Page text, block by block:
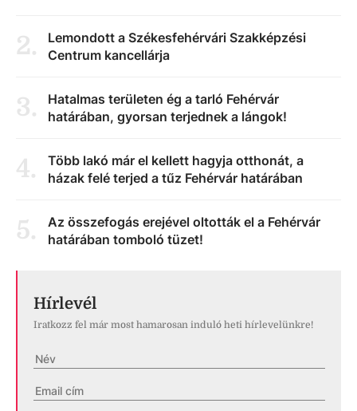
2.
Lemondott a Székesfehérvári Szakképzési
Centrum kancellárja
3.
Hatalmas területen ég a tarló Fehérvár
határában, gyorsan terjednek a lángok!
4.
Több lakó már el kellett hagyja otthonát, a
házak felé terjed a tűz Fehérvár határában
5.
Az összefogás erejével oltották el a Fehérvár
határában tomboló tüzet!
Hírlevél
Iratkozz fel már most hamarosan induló heti hírlevelünkre!